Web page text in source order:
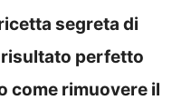
segreta di
risultato perfetto
come rimuovere il